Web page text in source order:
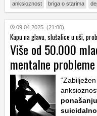
anksioznost briga o starima
09.04.2025. (21:00)
Kapu na glavu, slušalice u uši,
Više od 50.000
mentalne probleme